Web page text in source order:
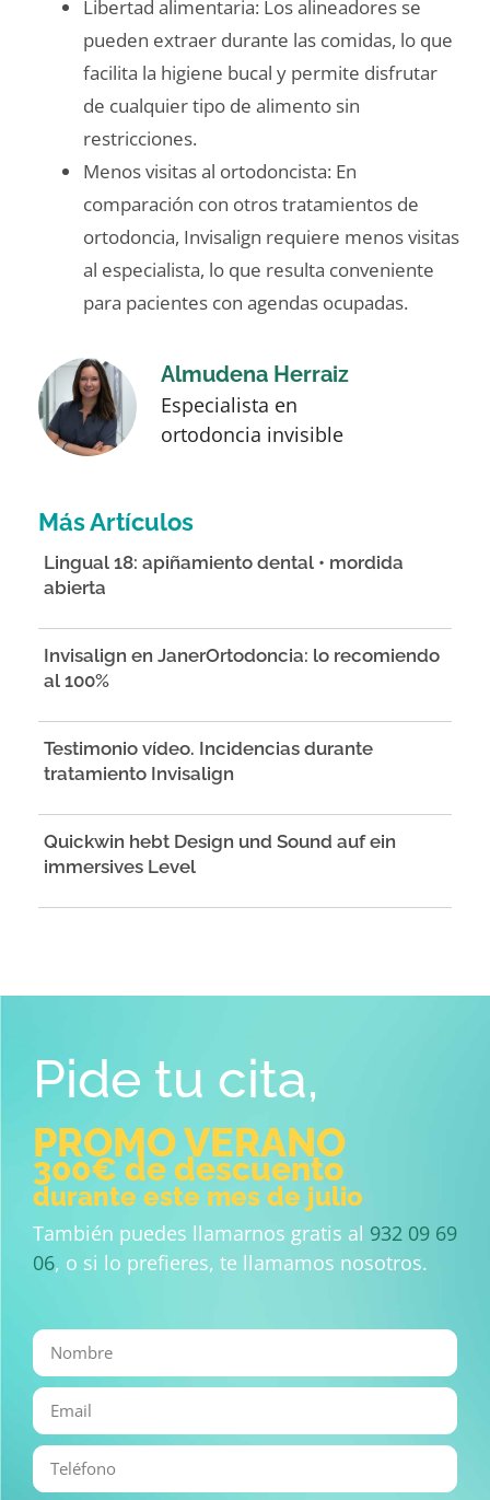
Libertad alimentaria: Los alineadores se
pueden extraer durante las comidas, lo que
facilita la higiene bucal y permite disfrutar
de cualquier tipo de alimento sin
restricciones.
Menos visitas al ortodoncista: En
comparación con otros tratamientos de
ortodoncia, Invisalign requiere menos visitas
al especialista, lo que resulta conveniente
para pacientes con agendas ocupadas.
Almudena Herraiz
Especialista en
ortodoncia invisible
Más Artículos
Lingual 18: apiñamiento dental • mordida
abierta
Invisalign en JanerOrtodoncia: lo recomiendo
al 100%
Testimonio vídeo. Incidencias durante
tratamiento Invisalign
Quickwin hebt Design und Sound auf ein
immersives Level
Pide tu cita,
PROMO VERANO
300€ de descuento
durante este mes de julio
También puedes llamarnos gratis al 932 09 69
06, o si lo prefieres, te llamamos nosotros.